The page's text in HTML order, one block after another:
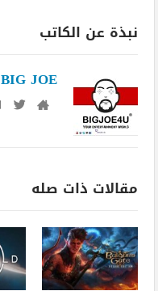
نبذة عن الكاتب
BIG JOE
مقالات ذات صله